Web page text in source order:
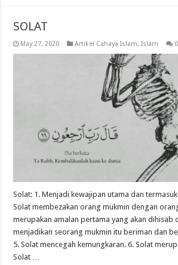
SOLAT
May 27, 2020 Artikel Cahaya Islam,Islam 0
Solat: 1. Menjadi kewajipan utama dan
Solat membezakan orang mukmin dengan
merupakan amalan pertama yang akan dihisab
menjadikan seorang mukmin itu beriman dan
5. Solat mencegah kemungkaran. 6. Solat
Solat …